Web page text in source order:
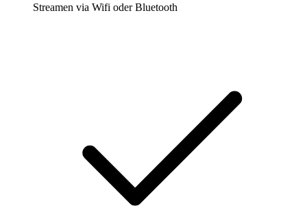
Streamen via Wifi oder Bluetooth